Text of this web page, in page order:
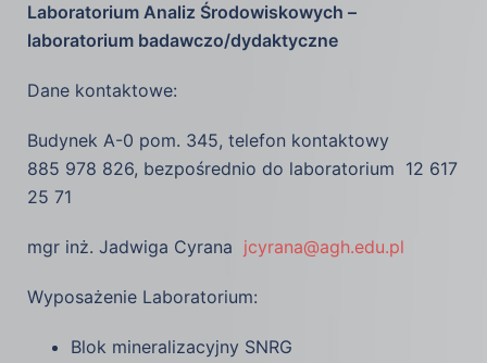
Laboratorium Analiz Środowiskowych –
laboratorium badawczo/dydaktyczne
Dane kontaktowe:
Budynek A-0 pom. 345, telefon kontaktowy
885 978 826, bezpośrednio do laboratorium 12 617
25 71
mgr inż. Jadwiga Cyrana jcyrana@agh.edu.pl
Wyposażenie Laboratorium:
Blok mineralizacyjny SNRG